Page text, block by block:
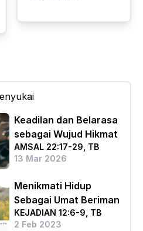
Keadilan dan Belarasa
sebagai Wujud Hikmat
AMSAL 22:17-29, TB
13 Mar 2026
Menikmati Hidup
Sebagai Umat Beriman
KEJADIAN 12:6-9, TB
2 Feb 2023